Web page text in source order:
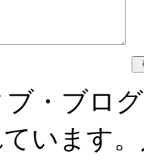
・ブロ
います